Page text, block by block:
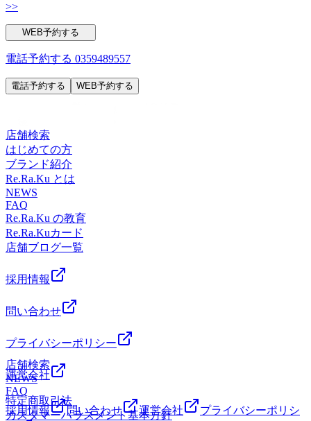
>>
WEB予約する
電話予約する 0359489557
電話予約する WEB予約する
店舗検索
はじめての方
ブランド紹介
Re.Ra.Ku とは
NEWS
FAQ
Re.Ra.Ku の教育
Re.Ra.Kuカード
店舗ブログ一覧
採用情報
問い合わせ
プライバシーポリシー
運営会社
特定商取引法
カスタマーハラスメント基本方針
店舗検索
NEWS
FAQ
採用情報
問い合わせ 運営会社 プライバシーポリシ